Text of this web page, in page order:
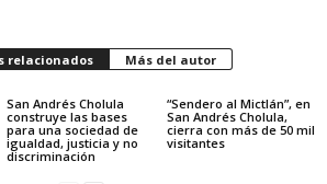
relacionados Más del autor
San Andrés Cholula
construye las bases
para una sociedad de
igualdad, justicia y no
discriminación
“Sendero al Mictlán”, en
San Andrés Cholula,
cierra con más de 50 mil
visitantes